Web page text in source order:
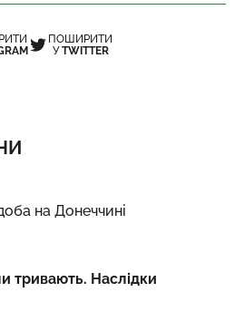
ПОШИРИТИ
УTWITTER
на Донеччині
тривають. Наслідки